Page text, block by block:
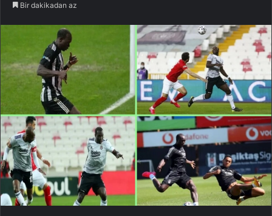
Bir dakikadan az